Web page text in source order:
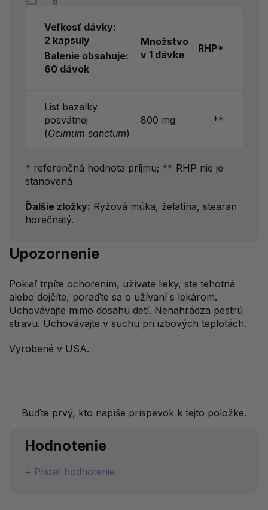
Veľkosť dávky:
2 kapsuly
Balenie obsahuje:
60 dávok
Množstvo
v 1 dávke
RHP*
List bazalky
posvätnej
(Ocimum sanctum)
800 mg **
* referenčná hodnota príjmu; ** RHP nie je
stanovená
Ďalšie zložky: Ryžová múka, želatína, stearan
horečnatý.
Upozornenie
Pokiaľ trpíte ochorením, užívate lieky, ste tehotná
alebo dojčíte, poraďte sa o užívaní s lekárom.
Uchovávajte mimo dosahu detí. Nenahrádza pestrú
stravu. Uchovávajte v suchu pri izbových teplotách.
Vyrobené v USA.
Buďte prvý, kto napíše príspevok k tejto položke.
Hodnotenie
Pridať hodnotenie